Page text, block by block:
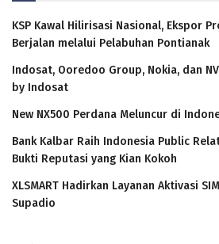
KSP Kawal Hilirisasi Nasional, Ekspor
Berjalan melalui Pelabuhan Pontianak
Indosat, Ooredoo Group, Nokia, dan
by Indosat
New NX500 Perdana Meluncur di
Bank Kalbar Raih Indonesia Public
Bukti Reputasi yang Kian Kokoh
XLSMART Hadirkan Layanan Aktivasi
Supadio